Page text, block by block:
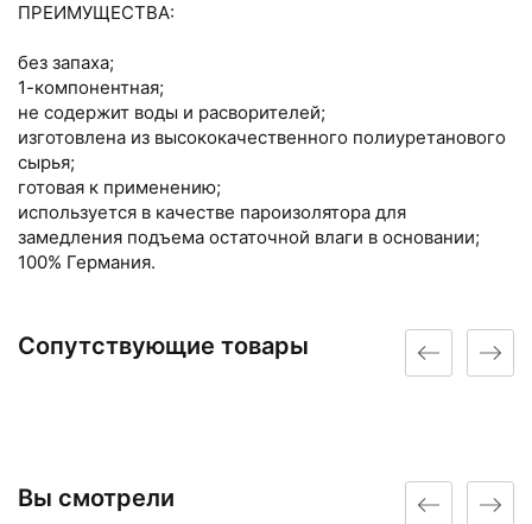
ПРЕИМУЩЕСТВА:
без запаха;
1-компонентная;
не содержит воды и расворителей;
изготовлена из высококачественного полиуретанового
сырья;
готовая к применению;
используется в качестве пароизолятора для
замедления подъема остаточной влаги в основании;
100% Германия.
Сопутствующие товары
Вы смотрели